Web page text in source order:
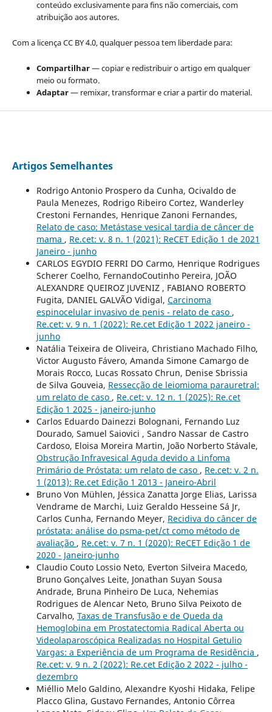
conteúdo exclusivamente para fins não comerciais, com
atribuição aos autores.
Com a licença CC BY 4.0, qualquer pessoa tem liberdade para:
Compartilhar— copiar e redistribuir o artigo em qualquer
meio ou formato.
Adaptar— remixar, transformar e criar a partir do material.
Artigos Semelhantes
Rodrigo Antonio Prospero da Cunha, Ocivaldo de
Paula Menezes, Rodrigo Ribeiro Cortez, Wanderley
Crestoni Fernandes, Henrique Zanoni Fernandes,
Relato de caso: Metástase vesical tardia de câncer de
mama , Re.cet: v. 8 n. 1 (2021): ReCET Edição 1 de 2021
Janeiro - junho
CARLOS EGYDIO FERRI DO Carmo, Henrique Rodrigues
Scherer Coelho, FernandoCoutinho Pereira, JOÃO
ALEXANDRE QUEIROZ JUVENIZ , FABIANO ROBERTO
Fugita, DANIEL GALVÃO Vidigal, Carcinoma
espinocelular invasivo de penis - relato de caso ,
Re.cet: v. 9 n. 1 (2022): Re.cet Edição 1 2022 janeiro -
junho
Natália Teixeira de Oliveira, Christiano Machado Filho,
Victor Augusto Fávero, Amanda Simone Camargo de
Morais Rocco, Lucas Rossato Chrun, Denise Sbrissia
de Silva Gouveia, Ressecção de leiomioma parauretral:
um relato de caso , Re.cet: v. 12 n. 1 (2025): Re.cet
Edição 1 2025 - janeiro-junho
Carlos Eduardo Dainezzi Bolognani, Fernando Luz
Dourado, Samuel Saiovici , Sandro Nassar de Castro
Cardoso, Eloisa Moreira Martin, João Norberto Stávale,
Obstrução Infravesical Aguda devido a Linfoma
Primário de Próstata: um relato de caso , Re.cet: v. 2 n.
1 (2013): Re.cet Edição 1 2013 - Janeiro-Abril
Bruno Von Mühlen, Jéssica Zanatta Jorge Elias, Larissa
Vendrame de Marchi, Luiz Geraldo Hesseine Sá Jr,
Carlos Cunha, Fernando Meyer, Recidiva do câncer de
próstata: análise do psma-pet/ct como método de
avaliação , Re.cet: v. 7 n. 1 (2020): ReCET Edição 1 de
2020 - Janeiro-junho
Claudio Couto Lossio Neto, Everton Silveira Macedo,
Bruno Gonçalves Leite, Jonathan Suyan Sousa
Andrade, Bruna Pinheiro De Luca, Nehemias
Rodrigues de Alencar Neto, Bruno Silva Peixoto de
Carvalho, Taxas de Transfusão e de Queda da
Hemoglobina em Prostatectomia Radical Aberta ou
Videolaparoscópica Realizadas no Hospital Getulio
Vargas: a Experiência de um Programa de Residência ,
Re.cet: v. 9 n. 2 (2022): Re.cet Edição 2 2022 - julho -
dezembro
Miéllio Melo Galdino, Alexandre Kyoshi Hidaka, Felipe
Placco Glina, Gustavo Fernandes, Antonio Côrrea